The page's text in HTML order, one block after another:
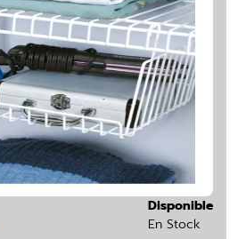
Disponible
En Stock